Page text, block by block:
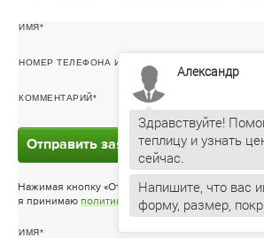
ИМЯ
НОМЕР ТЕЛЕФОНА ИЛИ ЭЛ. ПОЧТА
КОММЕНТАРИЙ
Отправить заявку
Нажимая кнопку «Отправить заявку»
я принимаю политику конфиденциальности
ИМЯ
Александр
Здравствуйте!
теплицу и узнать
Напишите, что вас
форму, размер,